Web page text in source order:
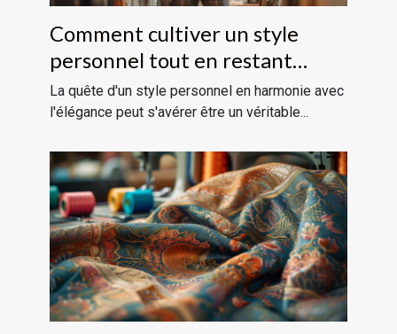
Comment cultiver un style
personnel tout en restant
élégant
La quête d'un style personnel en harmonie avec
l'élégance peut s'avérer être un véritable...